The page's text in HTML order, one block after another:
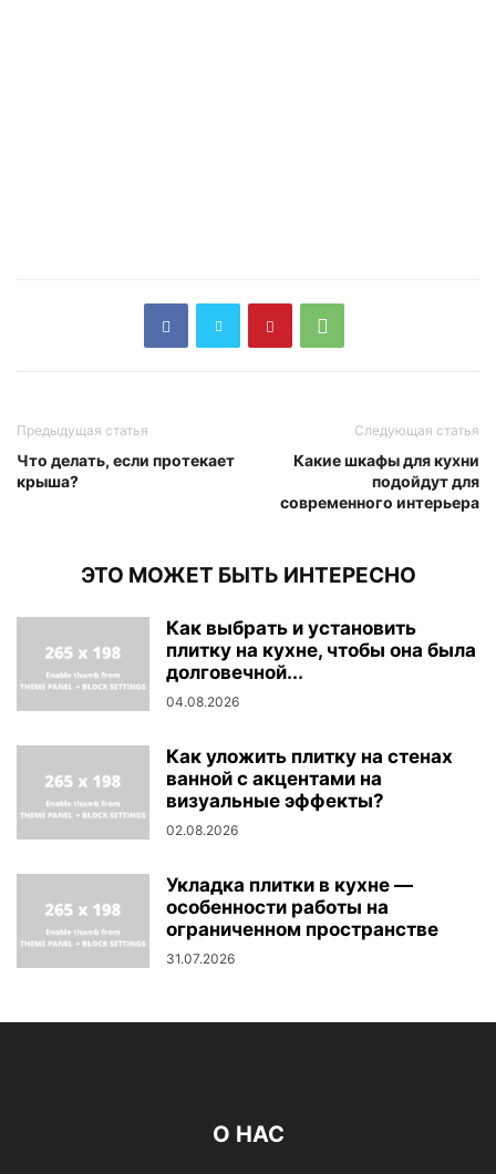
Предыдущая статья
Что делать, если протекает
крыша?
Следующая статья
Какие шкафы для кухни
подойдут для
современного интерьера
ЭТО МОЖЕТ БЫТЬ ИНТЕРЕСНО
Как выбрать и установить
плитку на кухне, чтобы она была
долговечной...
04.08.2026
Как уложить плитку на стенах
ванной с акцентами на
визуальные эффекты?
02.08.2026
Укладка плитки в кухне —
особенности работы на
ограниченном пространстве
31.07.2026
О НАС